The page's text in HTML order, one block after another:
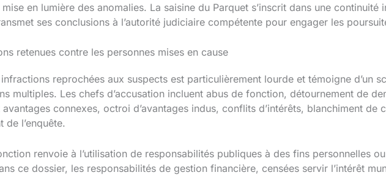
en lumière des anomalies. La saisine du Parquet s’inscrit dans une continuité
ses conclusions à l’autorité judiciaire compétente pour engager les
retenues contre les personnes mises en cause
reprochées aux suspects est particulièrement lourde et témoigne d’un
multiples. Les chefs d’accusation incluent abus de fonction, détournement de
avantages connexes, octroi d’avantages indus, conflits d’intérêts, blanchiment de
de l’enquête.
renvoie à l’utilisation de responsabilités publiques à des fins personnelles
ce dossier, les responsabilités de gestion financière, censées servir l’intérêt